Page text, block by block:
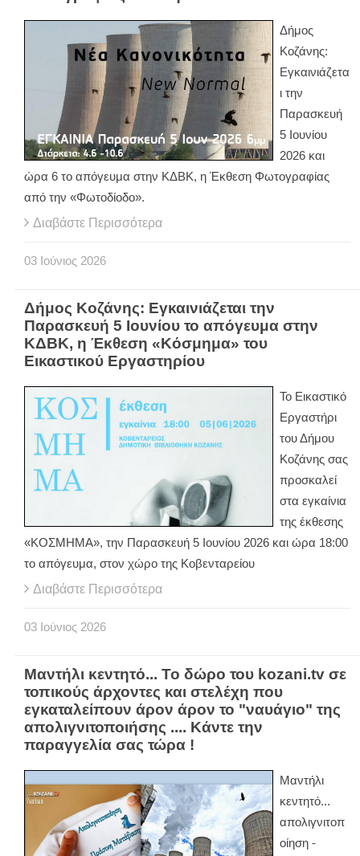
Δήμος
Κοζάνης:
Εγκαινιάζετα
ι την
Παρασκευή
5 Ιουνίου
2026 και
ώρα 6 το απόγευμα στην ΚΔΒΚ, η Έκθεση Φωτογραφίας
από την «Φωτοδίοδο».
Διαβάστε Περισσότερα
03 Ιούνιος 2026
Δήμος Κοζάνης: Εγκαινιάζεται την
Παρασκευή 5 Ιουνίου το απόγευμα στην
ΚΔΒΚ, η Έκθεση «Κόσμημα» του
Εικαστικού Εργαστηρίου
Το Εικαστικό
Εργαστήρι
του Δήμου
Κοζάνης σας
προσκαλεί
στα εγκαίνια
της έκθεσης
«ΚΟΣΜΗΜΑ», την Παρασκευή 5 Ιουνίου 2026 και ώρα 18:00
το απόγευμα, στον χώρο της Κοβενταρείου
Διαβάστε Περισσότερα
03 Ιούνιος 2026
Μαντήλι κεντητό... Το δώρο του kozani.tv σε
τοπικούς άρχοντες και στελέχη που
εγκαταλείπουν άρον άρον το "ναυάγιο" της
απολιγνιτοποιήσης .... Κάντε την
παραγγελία σας τώρα !
Μαντήλι
κεντητό...
απολιγνιτοπ
οίηση -